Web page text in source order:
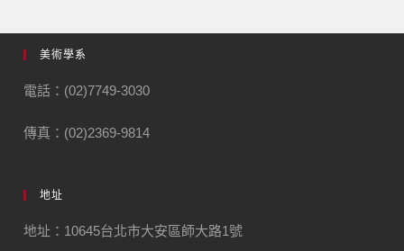
美術學系
電話：(02)7749-3030
傳真：(02)2369-9814
地址
地址：10645台北市大安區師大路1號